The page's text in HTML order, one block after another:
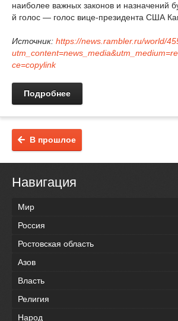
наиболее важных законов и назначений
й голос — голос вице-президента США
Источник: https://news.rambler.ru/world/
ce=copylink
Подробнее
В прошлое
Навигация
Мир
Россия
Ростовская область
Азов
Власть
Религия
Народ